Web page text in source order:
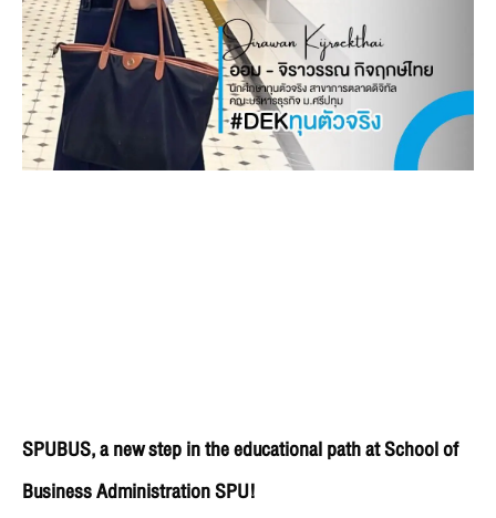
SPUBUS, a new step in the educational path at School of
Business Administration SPU!